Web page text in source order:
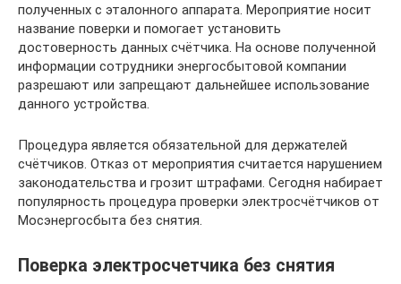
полученных с эталонного аппарата. Мероприятие носит
название поверки и помогает установить
достоверность данных счётчика. На основе полученной
информации сотрудники энергосбытовой компании
разрешают или запрещают дальнейшее использование
данного устройства.
Процедура является обязательной для держателей
счётчиков. Отказ от мероприятия считается нарушением
законодательства и грозит штрафами. Сегодня набирает
популярность процедура проверки электросчётчиков от
Мосэнергосбыта без снятия.
Поверка электросчетчика без снятия